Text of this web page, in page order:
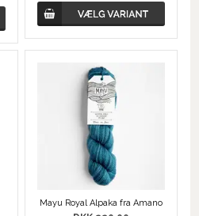
Mayu Royal Alpaka fra Amano